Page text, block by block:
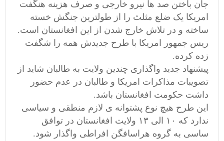
جان باختن صد ها نیرو خارجی و صرف هزینه هنگفت
امریکا یک ضلع مثلث را از طولترین جنگش خسته
ساخته و در تلاش خارج شدن از این افغانستان است.
ریس جمهور امریکا با طرح جدیدش همه را شگفت
زده کرده.
پیشنهاد جدید واگذاری چندین ولایت به طالبان شاید از
تصویبات مذاکرات امریکا و طالبان در عدم حضور
داشت حکومت افغانستان باشد.
این طرح هیچ نوع پشتوانه ی لازم منطقی و سیاسی
ندارد که ۱۰ الی ۱۳ ولایت افغانستان در توافق
ساسی به گروه هراسافگن افراطی واگذار شود.